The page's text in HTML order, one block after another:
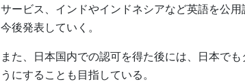
サービス、インドやインドネシアなど英語を公
今後発表していく。
また、日本国内での認可を得た後には、日本で
うにすることも目指している。